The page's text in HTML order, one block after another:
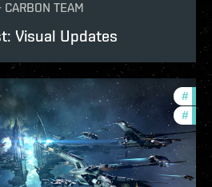
CARBON TEAM
Visual Updates
#
#